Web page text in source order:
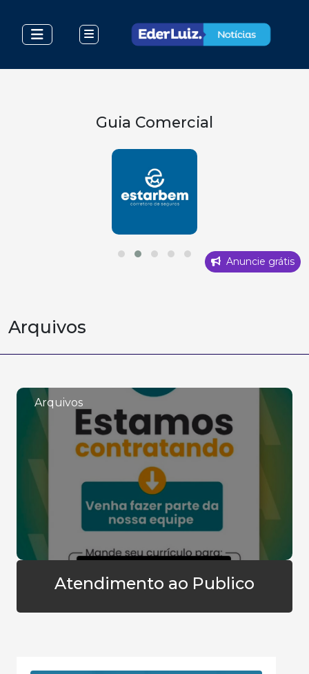
Guia Comercial
Anuncie grátis
Arquivos
Arquivos
Atendimento ao Publico